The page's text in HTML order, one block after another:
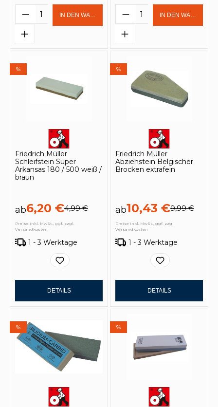
Produkt Anzahl: Gib den
IN DEN WARENKORB Produkt Anzahl:
IN DEN
%
Friedrich Müller
Schleifstein Super
Arkansas 180 / 500 weiß /
braun
ab6,20 €4,99 €
Preise inkl. MwSt., ggf. zzgl.
Versandkosten
1 - 3 Werktage
DETAILS
%
Friedrich Müller
Abziehstein Belgischer
Brocken extrafein
ab10,43 €9,99 €
Preise inkl. MwSt., ggf. zzgl.
Versandkosten
1 - 3 Werktage
DETAILS
% %